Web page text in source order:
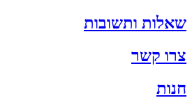
שאלות ותשובות
צרו קשר
חנות